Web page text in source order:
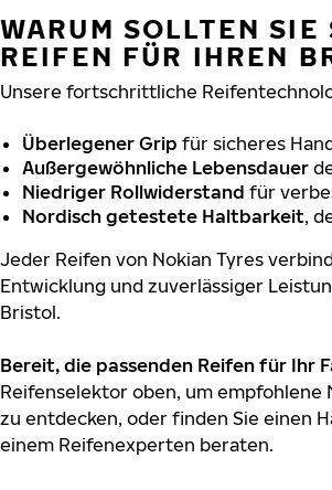
WARUM SOLLTEN
REIFEN FÜR IHREN
Unsere fortschrittliche
Überlegener Grip für sicheres
Außergewöhnliche Lebensdauer
Niedriger Rollwiderstand für
Nordisch getestete Haltbarkeit,
Jeder Reifen von Nokian Tyres
Entwicklung und zuverlässiger
Bristol.
Bereit, die passenden Reifen für Ihr
Reifenselektor oben, um
zu entdecken, oder finden Sie einen
einem Reifenexperten beraten.